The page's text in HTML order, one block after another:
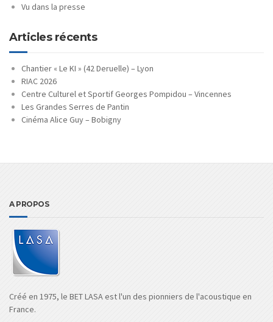
Vu dans la presse
Articles récents
Chantier « Le KI » (42 Deruelle) – Lyon
RIAC 2026
Centre Culturel et Sportif Georges Pompidou – Vincennes
Les Grandes Serres de Pantin
Cinéma Alice Guy – Bobigny
A PROPOS
Créé en 1975, le BET LASA est l'un des pionniers de l'acoustique en
France.